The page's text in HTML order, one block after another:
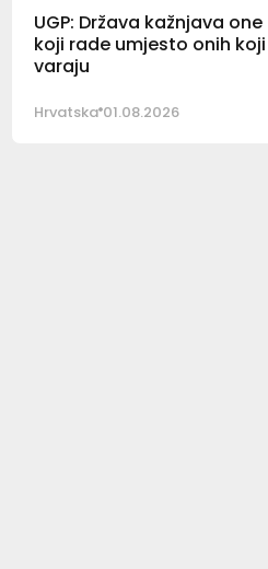
UGP: Država kažnjava one
koji rade umjesto onih koji
varaju
Hrvatska 01.08.2026